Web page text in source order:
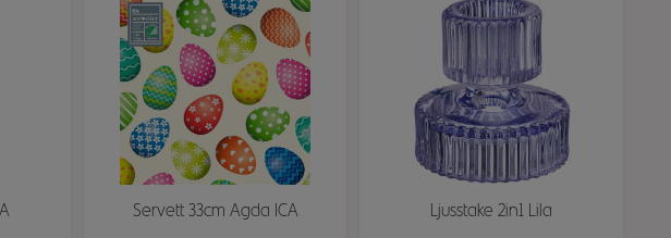
Servett 33cm Agda ICA Ljusstake 2in1 Lila